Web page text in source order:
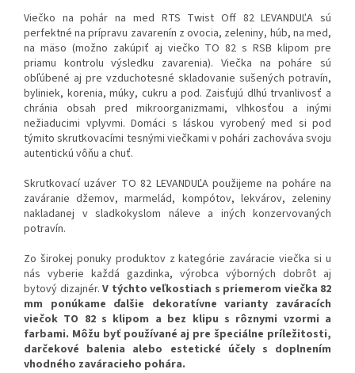
Viečko na pohár na med RTS Twist Off 82 LEVANDUĽA sú
perfektné na prípravu zavarenín z ovocia, zeleniny, húb, na med,
na mäso (možno zakúpiť aj viečko TO 82 s RSB klipom pre
priamu kontrolu výsledku zavarenia). Viečka na poháre sú
obľúbené aj pre vzduchotesné skladovanie sušených potravín,
byliniek, korenia, múky, cukru a pod. Zaisťujú dlhú trvanlivosť a
chránia obsah pred mikroorganizmami, vlhkosťou a inými
nežiaducimi vplyvmi. Domáci s láskou vyrobený med si pod
týmito skrutkovacími tesnými viečkami v pohári zachováva svoju
autentickú vôňu a chuť.
Skrutkovací uzáver TO 82 LEVANDUĽA použijeme na poháre na
zaváranie džemov, marmelád, kompótov, lekvárov, zeleniny
nakladanej v sladkokyslom náleve a iných konzervovaných
potravín.
Zo širokej ponuky produktov z kategórie zaváracie viečka si u
nás vyberie každá gazdinka, výrobca výborných dobrôt aj
bytový dizajnér. V týchto veľkostiach s priemerom viečka 82
mm ponúkame ďalšie dekoratívne varianty zaváracích
viečok TO 82 s klipom a bez klipu s rôznymi vzormi a
farbami. Môžu byť používané aj pre špeciálne príležitosti,
darčekové balenia alebo estetické účely s doplnením
vhodného zaváracieho pohára.